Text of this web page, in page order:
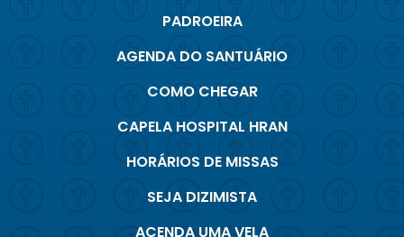
PADROEIRA
AGENDA DO SANTUÁRIO
COMO CHEGAR
CAPELA HOSPITAL HRAN
HORÁRIOS DE MISSAS
SEJA DIZIMISTA
ACENDA UMA VELA